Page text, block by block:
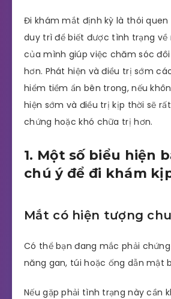
Đi khám mắt định kỳ là thói
duy trì để biết được tình trạng về
của mình giúp việc chăm sóc
hơn. Phát hiện và điều trị sớm
hiểm tiềm ẩn bên trong, nếu
hiện sớm và điều trị kịp thời sẽ
chứng hoặc khó chữa trị hơn.
1. Một số biểu hiện
chú ý để đi khám
Mắt có hiện tượng
Có thể bạn đang mắc phải
năng gan, túi hoặc ống dẫn mật
Nếu gặp phải tình trạng này cần